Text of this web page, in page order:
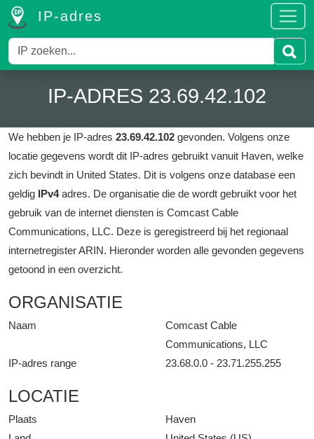
IP-adres
IP-ADRES 23.69.42.102
We hebben je IP-adres 23.69.42.102 gevonden. Volgens onze
locatie gegevens wordt dit IP-adres gebruikt vanuit Haven, welke
zich bevindt in United States. Dit is volgens onze database een
geldig IPv4adres. De organisatie die de wordt gebruikt voor het
gebruik van de internet diensten is Comcast Cable
Communications, LLC. Deze is geregistreerd bij het regionaal
internetregister ARIN. Hieronder worden alle gevonden gegevens
getoond in een overzicht.
ORGANISATIE
Naam
Comcast Cable
Communications, LLC
IP-adres range
23.68.0.0 - 23.71.255.255
LOCATIE
Plaats
Haven